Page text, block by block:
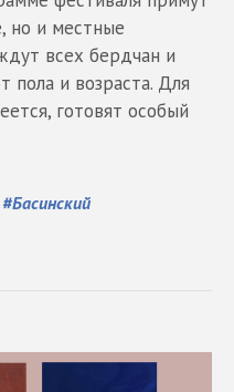
но и местные
всех бердчан и
пола и возраста. Для
готовят особый
#Басинский